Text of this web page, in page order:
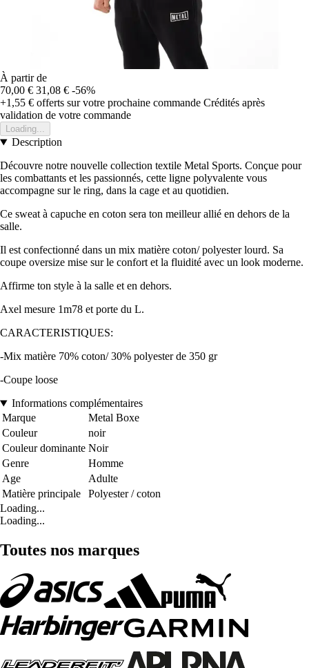
À partir de
70,00 € 31,08 € -56%
+1,55 € offerts sur votre prochaine commande Crédités après
validation de votre commande
Loading...
Description
Découvre notre nouvelle collection textile Metal Sports. Conçue pour
les combattants et les passionnés, cette ligne polyvalente vous
accompagne sur le ring, dans la cage et au quotidien.
Ce sweat à capuche en coton sera ton meilleur allié en dehors de la
salle.
Il est confectionné dans un mix matière coton/ polyester lourd. Sa
coupe oversize mise sur le confort et la fluidité avec un look moderne.
Affirme ton style à la salle et en dehors.
Axel mesure 1m78 et porte du L.
CARACTERISTIQUES:
-Mix matière 70% coton/ 30% polyester de 350 gr
-Coupe loose
Informations complémentaires
Marque
Metal Boxe
Couleur
noir
Couleur dominante Noir
Genre
Homme
Age
Adulte
Matière principale
Polyester / coton
Loading...
Loading...
Toutes nos marques